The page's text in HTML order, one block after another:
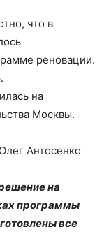
что в
реновации.
на
Москвы.
Антосенко
на
программы
все